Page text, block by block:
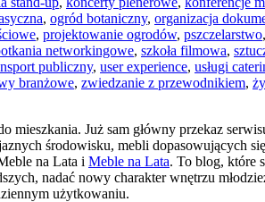
, ogród botaniczny, organizacja
, projektowanie ogrodów, pszczelarstwo,
networkingowe, szkoła filmowa,
publiczny, user experience, usługi
branżowe, zwiedzanie z przewodnikiem,
Już sam główny przekaz
środowisku, mebli dopasowujących
na Lata i Meble na Lata. To blog, które
nadać nowy charakter wnętrzu
użytkowaniu.